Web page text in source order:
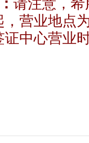
，营业地点
证中心营业